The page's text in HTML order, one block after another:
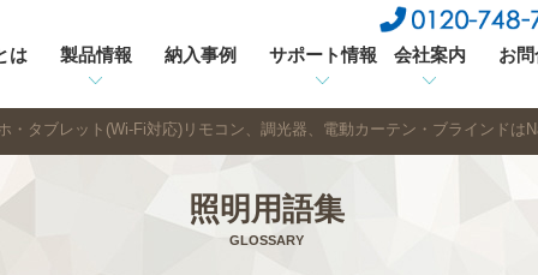
は 製品情報 納入事例 サポート情報 会社案内 お
・タブレット(Wi-Fi対応)リモコン、調光器、電動カーテン・ブラインドは
照明用語集
GLOSSARY